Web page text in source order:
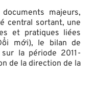
majeurs,
central sortant, une
et pratiques liées
mới), le bilan de
la période 2011-
de la direction de la